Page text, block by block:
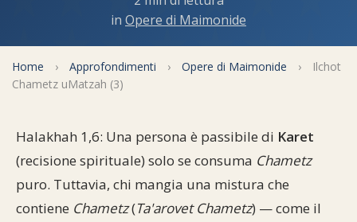
Informativa Privacy
Libri di preghiera
Regole di Halachà
La tradizione orale
Filosofia e Pensiero
Documenti storici
Servizi on-
line
Orari di Shabbat
Convertitore di date
Vendita del chametz
F.A.Q.
Cucina tipica
Approfondimenti
Cultura e società
Partecipa Comunità ebraiche
in Opere di Maimonide
Home › Approfondimenti › Opere di Maimonide ›
Ilchot
Chametz uMatzah (3)
Halakhah 1,6: Una persona è passibile di Karet
(recisione spirituale) solo se consuma Chametz
puro. Tuttavia, chi mangia una mistura che
contiene Chametz(Ta'arovet Chametz) — come il